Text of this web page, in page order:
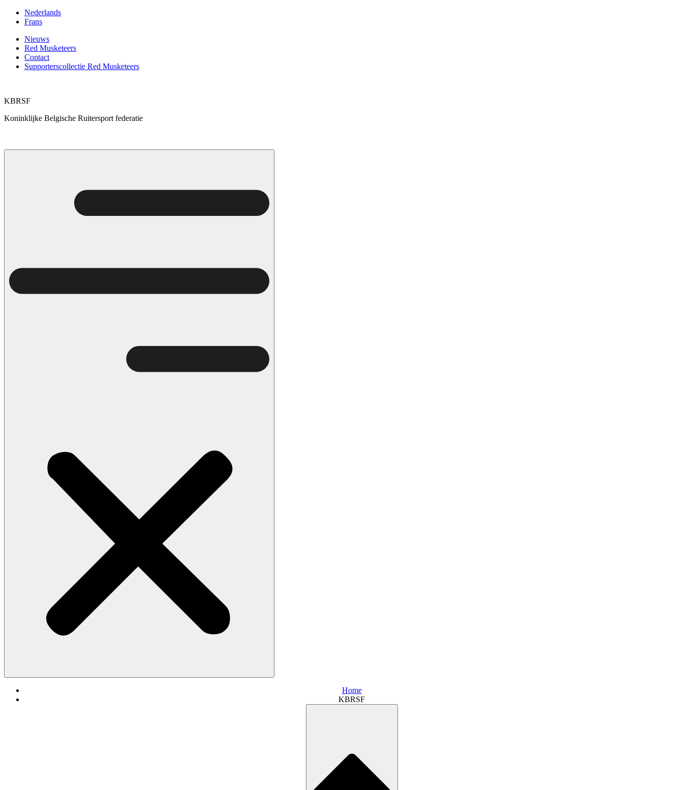
naar
inhoud
Nederlands
Frans
Nieuws
Red Musketeers
Contact
Supporterscollectie Red Musketeers
KBRSF
Koninklijke Belgische Ruitersport federatie
Home
KBRSF